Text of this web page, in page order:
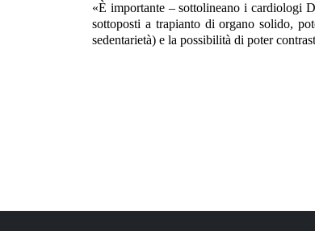
«È importante – sottolineano i cardiologi
sottoposti a trapianto di organo solido,
sedentarietà) e la possibilità di poter